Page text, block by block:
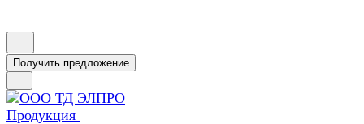
Получить предложение
Продукция